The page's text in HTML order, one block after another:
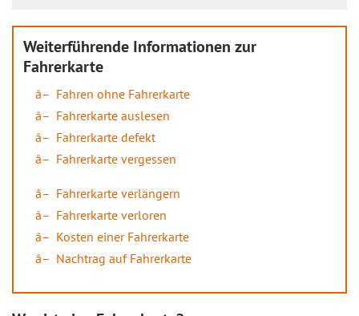
Weiterführende Informationen zur
Fahrerkarte
Fahren ohne Fahrerkarte
Fahrerkarte auslesen
Fahrerkarte defekt
Fahrerkarte vergessen
Fahrerkarte verlängern
Fahrerkarte verloren
Kosten einer Fahrerkarte
Nachtrag auf Fahrerkarte